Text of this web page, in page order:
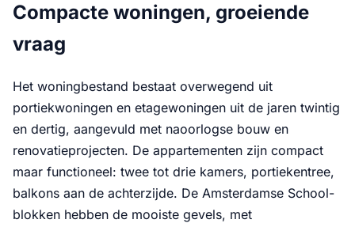
Compacte woningen, groeiende
vraag
Het woningbestand bestaat overwegend uit
portiekwoningen en etagewoningen uit de jaren twintig
en dertig, aangevuld met naoorlogse bouw en
renovatieprojecten. De appartementen zijn compact
maar functioneel: twee tot drie kamers, portiekentree,
balkons aan de achterzijde. De Amsterdamse School-
blokken hebben de mooiste gevels, met